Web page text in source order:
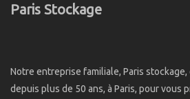
Paris Stockage
Notre entreprise familiale, Paris
depuis plus de 50 ans, à Paris, pour vous